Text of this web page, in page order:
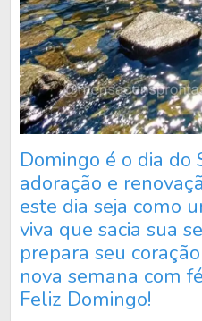
Domingo é o dia do
adoração e
este dia seja como
viva que sacia sua
prepara seu
nova semana com
Feliz Domingo!